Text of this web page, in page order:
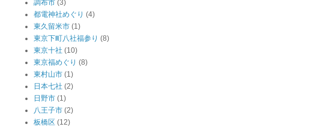
調布市 (3)
都電神社めぐり (4)
東久留米市 (1)
東京下町八社福参り (8)
東京十社 (10)
東京福めぐり (8)
東村山市 (1)
日本七社 (2)
日野市 (1)
八王子市 (2)
板橋区 (12)